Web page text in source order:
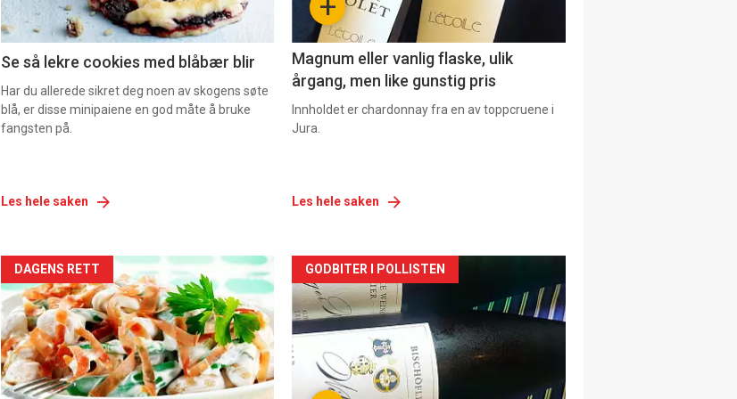
2
Se så lekre cookies med blåbær blir
Har du allerede sikret deg noen av skogens søte
blå, er disse minipaiene en god måte å bruke
fangsten på.
Les hele saken
Magnum eller vanlig flaske, ulik
årgang, men like gunstig pris
Innholdet er chardonnay fra en av toppcruene i
Jura.
Les hele saken
Forsiden
akkurat
nå
-
DAGENS RETT
Forsiden
akkurat
nå
GODBITER I POLLISTEN